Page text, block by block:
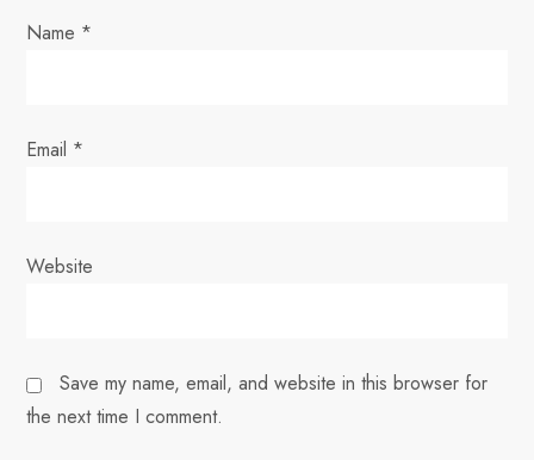
o
Name *
Email *
Website
Save my name, email, and website in this browser for
the next time I comment.